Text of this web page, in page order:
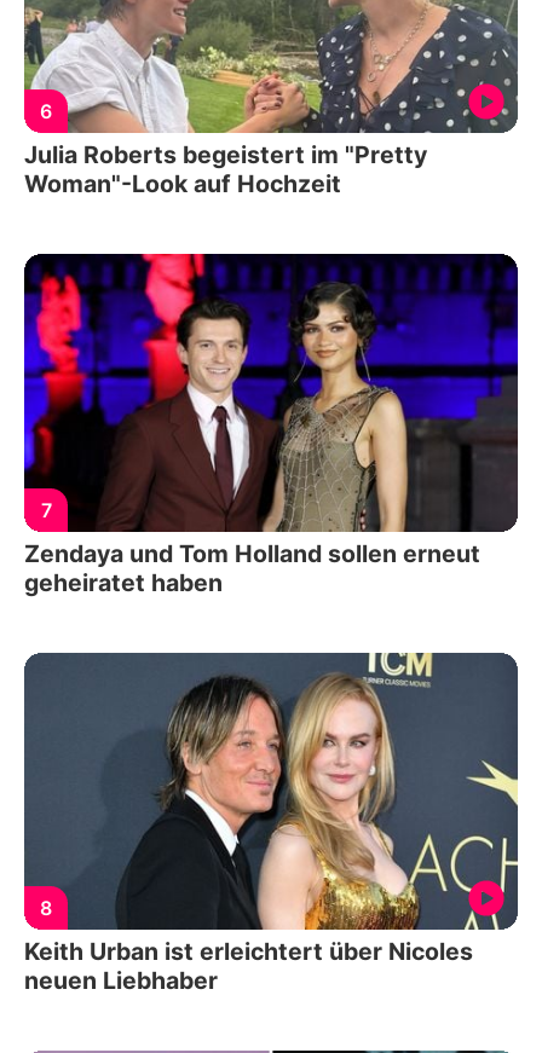
6
Julia Roberts begeistert im "Pretty
Woman"-Look auf Hochzeit
7
Zendaya und Tom Holland sollen erneut
geheiratet haben
8
Keith Urban ist erleichtert über Nicoles
neuen Liebhaber